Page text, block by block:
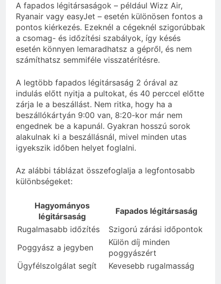
A fapados légitársaságok – például Wizz Air,
Ryanair vagy easyJet – esetén különösen fontos a
pontos kiérkezés. Ezeknél a cégeknél szigorúbbak
a csomag- és időzítési szabályok, így késés
esetén könnyen lemaradhatsz a gépről, és nem
számíthatsz semmiféle visszatérítésre.
A legtöbb fapados légitársaság 2 órával az
indulás előtt nyitja a pultokat, és 40 perccel előtte
zárja le a beszállást. Nem ritka, hogy ha a
beszállókártyán 9:00 van, 8:20-kor már nem
engednek be a kapunál. Gyakran hosszú sorok
alakulnak ki a beszállásnál, mivel minden utas
igyekszik időben helyet foglalni.
Az alábbi táblázat összefoglalja a legfontosabb
különbségeket:
Hagyományos
légitársaság
Fapados légitársaság
Rugalmasabb időzítés
Szigorú zárási időpontok
Poggyász a jegyben
Külön díj minden
poggyászért
Ügyfélszolgálat segít
Kevesebb rugalmasság